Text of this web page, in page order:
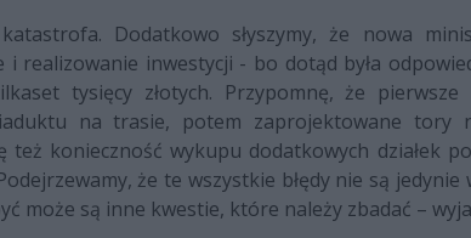
Dodatkowo słyszymy, że nowa
i realizowanie inwestycji - bo dotąd była
tysięcy złotych. Przypomnę, że
na trasie, potem zaprojektowane tory
też konieczność wykupu dodatkowych działek
że te wszystkie błędy nie są
może są inne kwestie, które należy zbadać –